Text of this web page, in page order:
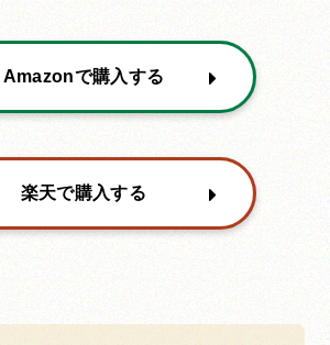
Amazonで購入する
楽天で購入する